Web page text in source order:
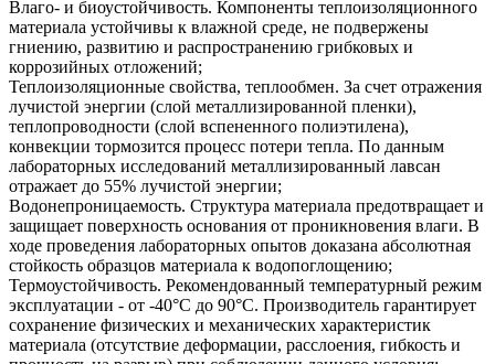
Влаго- и биоустойчивость. Компоненты теплоизоляционного
материала устойчивы к влажной среде, не подвержены
гниению, развитию и распространению грибковых и
коррозийных отложений;
Теплоизоляционные свойства, теплообмен. За счет отражения
лучистой энергии (слой металлизированной пленки),
теплопроводности (слой вспененного полиэтилена),
конвекции тормозится процесс потери тепла. По данным
лабораторных исследований металлизированный лавсан
отражает до 55% лучистой энергии;
Водонепроницаемость. Структура материала предотвращает и
защищает поверхность основания от проникновения влаги. В
ходе проведения лабораторных опытов доказана абсолютная
стойкость образцов материала к водопоглощению;
Термоустойчивость. Рекомендованный температурный режим
эксплуатации - от -40°С до 90°С. Производитель гарантирует
сохранение физических и механических характеристик
материала (отсутствие деформации, расслоения, гибкость и